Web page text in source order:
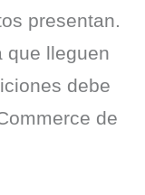
presentan.
que lleguen
debe
de